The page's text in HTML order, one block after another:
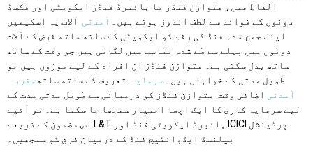
الفاظ میں، متوازن فنڈز یا ہائبرڈ فنڈز ایکویٹی اور فکسڈ
دونوں کے فوائد سے لطف اندوز ہوتے ہیں۔ آمدنی آلات یہ اسکیمیں
اپنے جمع شدہ فنڈ کی رقم کو ایکویٹی کے ساتھ ساتھ قرض کے آلات
دونوں میں پہلے سے طے شدہ تناسب میں لگاتی ہیں جو وقت کے ساتھ
ساتھ بدل سکتی ہے۔ متوازن فنڈز ان افراد کے لیے موزوں ہیں جو
طویل مدتی کے خواہاں ہیں۔ سرمایہ تعریف کے ساتھ ساتھمقررہ
آمدنی اضافی وقت. متوازن فنڈز کو درمیانی سے طویل مدتی مدت کے
لیے سرمایہ کاری کا ایک اچھا اختیار سمجھا جا سکتا ہے۔ تو آئیے
اس مضمون کے ذریعے L&T ہائبرڈ ایکویٹی فنڈ اور ICICI پرڈینشل
بیلنسڈ ایڈوانٹیج فنڈ کے درمیان فرق کو سمجھیں۔